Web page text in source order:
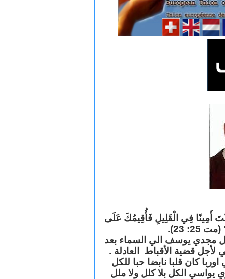
أَمِينًا فِي الْقَلِيلِ فَأُقِيمُكَ عَلَى
23).
مجدي يوسف الي السماء بعد
قضية الأقباط العادلة .
كان قلبا نابضا حبا للكل
يواسي الكل بلا كلل ولا ملل